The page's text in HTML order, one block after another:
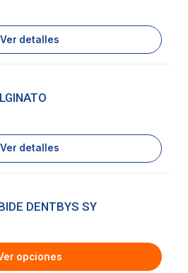
Ver detalles
Ver detalles
DENTBYS SY
opciones